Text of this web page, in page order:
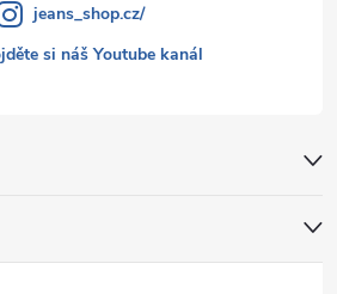
jeans_shop.cz/
si náš Youtube kanál